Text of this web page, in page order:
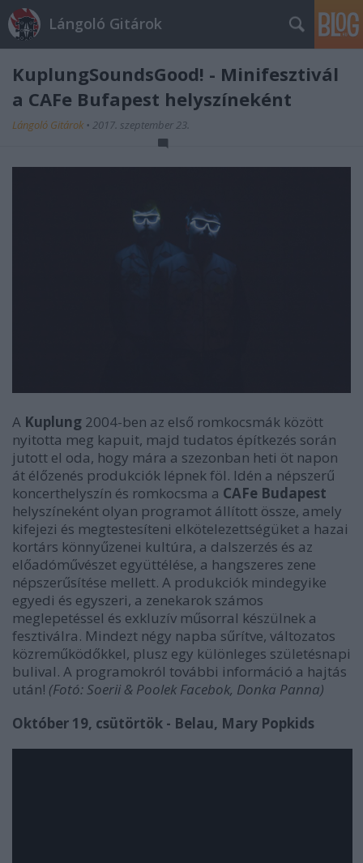
Lángoló Gitárok
KuplungSoundsGood! - Minifesztivál
a CAFe Bufapest helyszíneként
Lángoló Gitárok • 2017. szeptember 23.
A Kuplung 2004-ben az első romkocsmák között
nyitotta meg kapuit, majd tudatos építkezés során
jutott el oda, hogy mára a szezonban heti öt napon
át élőzenés produkciók lépnek föl. Idén a népszerű
koncerthelyszín és romkocsma a CAFe Budapest
helyszíneként olyan programot állított össze, amely
kifejezi és megtestesíteni elkötelezettségüket a hazai
kortárs könnyűzenei kultúra, a dalszerzés és az
előadóművészet együttélése, a hangszeres zene
népszerűsítése mellett. A produkciók mindegyike
egyedi és egyszeri, a zenekarok számos
meglepetéssel és exkluzív műsorral készülnek a
fesztiválra. Mindezt négy napba sűrítve, változatos
közreműködőkkel, plusz egy különleges születésnapi
bulival. A programokról további információ a hajtás
után! (Fotó: Soerii & Poolek Facebok, Donka Panna)
Október 19, csütörtök - Belau, Mary Popkids